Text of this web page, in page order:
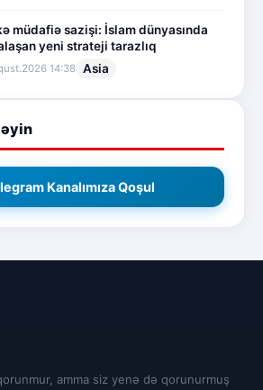
müdafiə sazişi: İslam dünyasında
yeni strateji tarazlıq
14:38 Asia
Kanalımıza Qoşul
amma siz yenə də qorunurmuş